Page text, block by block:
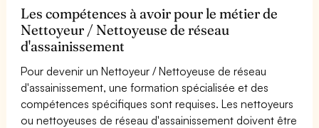
Les compétences à avoir pour le métier de
Nettoyeur / Nettoyeuse de réseau
d'assainissement
Pour devenir un Nettoyeur / Nettoyeuse de réseau
d'assainissement, une formation spécialisée et des
compétences spécifiques sont requises. Les nettoyeurs
ou nettoyeuses de réseau d'assainissement doivent être